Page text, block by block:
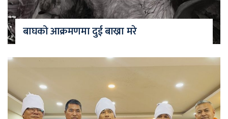
बाघको आक्रमणमा दुई बाख्रा मरे